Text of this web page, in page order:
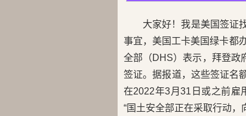
大家好！我是美国签证
事宜，美国工卡美国绿卡都
全部（DHS）表示，拜登政
签证。据报道，这些签证名
在2022年3月31日或之前雇
“国土安全部正在采取行动